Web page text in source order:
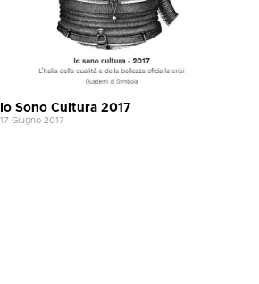
Io Sono Cultura 2017
17 Giugno 2017